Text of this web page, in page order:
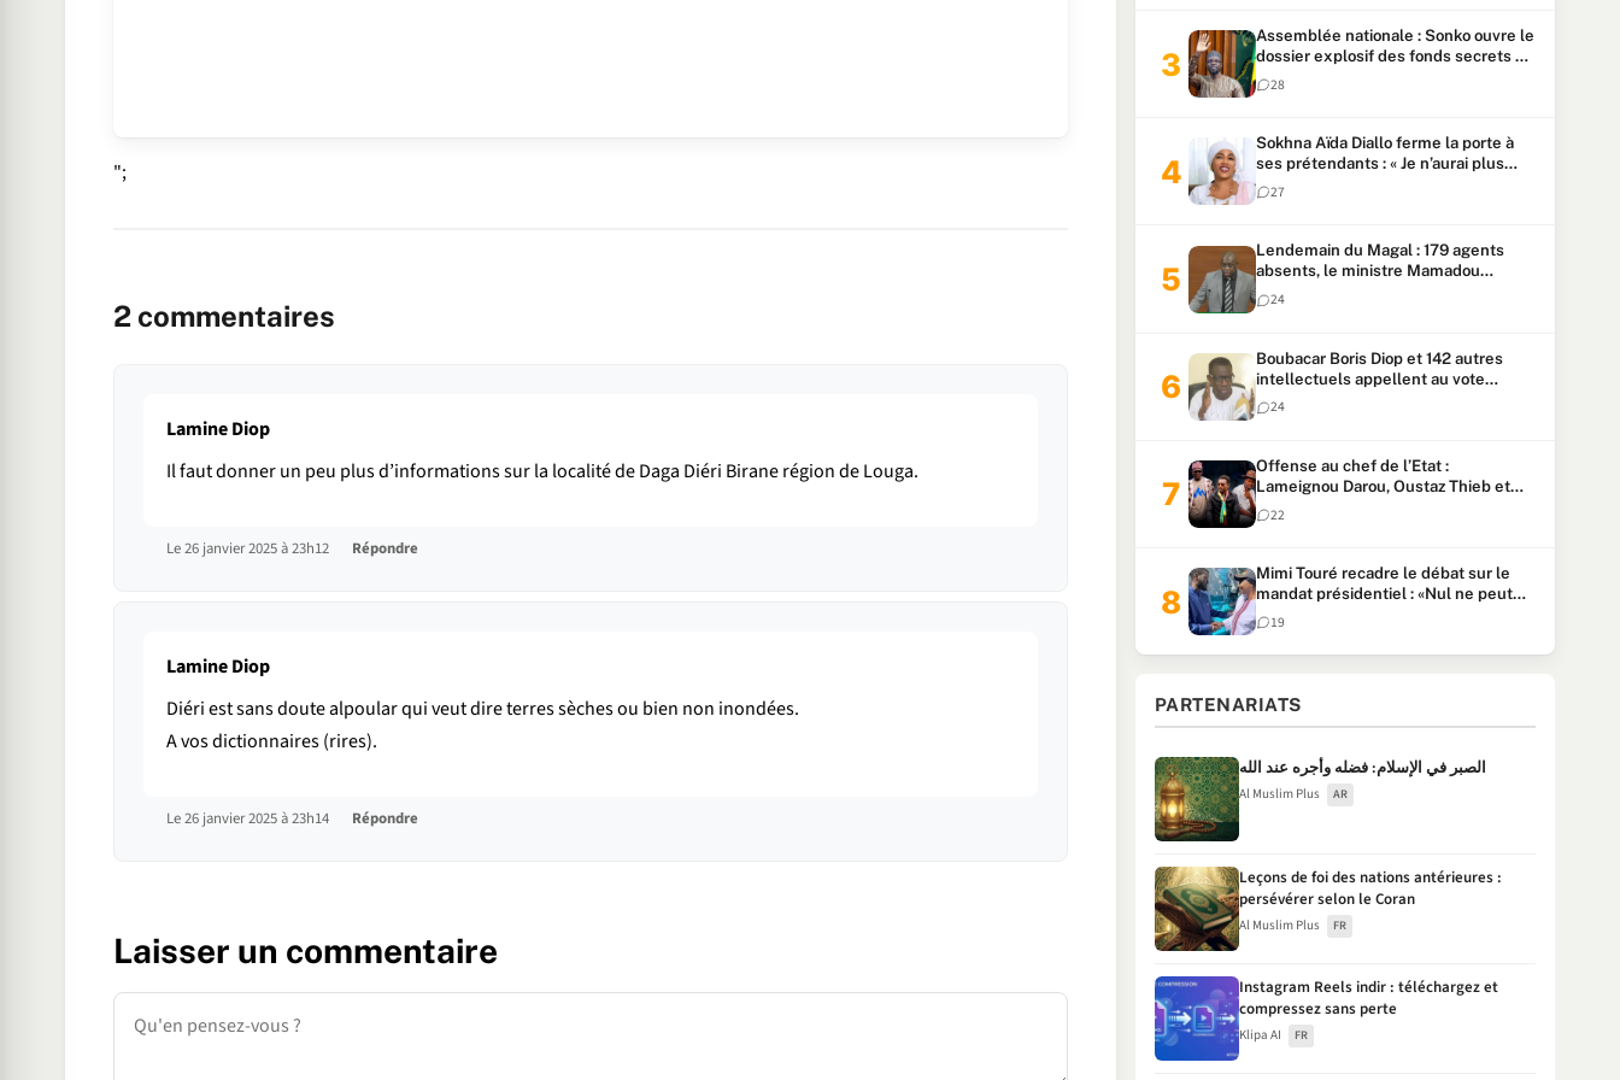
";
2 commentaires
Lamine Diop
Il faut donner un peu plus d’informations sur la localité de Daga Diéri Birane région de Louga.
Le 26 janvier 2025 à 23h12 Répondre
Lamine Diop
Diéri est sans doute alpoular qui veut dire terres sèches ou bien non inondées.
A vos dictionnaires (rires).
Le 26 janvier 2025 à 23h14 Répondre
Laisser un commentaire
Commentaire
Assemblée nationale : Sonko ouvre le
dossier explosif des fonds secrets et
du patrimoine présidentiel
28
Sokhna Aïda Diallo ferme la porte à
ses prétendants : « Je n’aurai plus
jamais un autre mari »
27
Lendemain du Magal : 179 agents
absents, le ministre Mamadou
Lamine Dianté exige des explications
24
Boubacar Boris Diop et 142 autres
intellectuels appellent au vote
urgent de la révision
constitutionnelle
24
Offense au chef de l’Etat :
Lameignou Darou, Oustaz Thieb et
Ndiaye Touba lourdement
condamnés
22
Mimi Touré recadre le débat sur le
mandat présidentiel : «Nul ne peut
faire plus de deux mandats
consécutifs de 5 ans»
19
PARTENARIATS
الصبر في الإسلام: فضله وأجره عند الله
Al Muslim Plus AR
Leçons de foi des nations antérieures :
persévérer selon le Coran
Al Muslim Plus FR
Instagram Reels indir : téléchargez et
compressez sans perte
Klipa AI FR